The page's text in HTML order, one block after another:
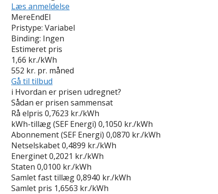
Læs anmeldelse
MereEndEl
Pristype: Variabel
Binding: Ingen
Estimeret pris
1,66 kr./kWh
552 kr. pr. måned
Gå til tilbud
i Hvordan er prisen udregnet?
Sådan er prisen sammensat
Rå elpris 0,7623 kr./kWh
kWh-tillæg (SEF Energi) 0,1050 kr./kWh
Abonnement (SEF Energi) 0,0870 kr./kWh
Netselskabet0,4899 kr./kWh
Energinet0,2021 kr./kWh
Staten 0,0100 kr./kWh
Samlet fast tillæg0,8940 kr./kWh
Samlet pris 1,6563 kr./kWh